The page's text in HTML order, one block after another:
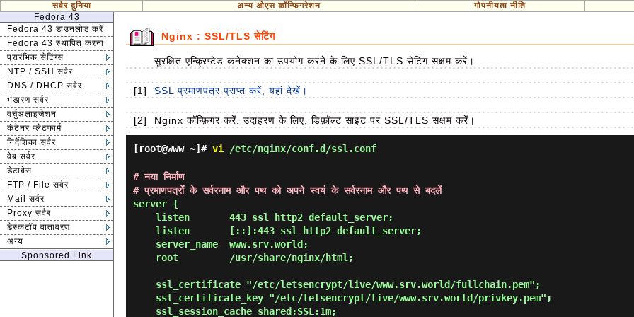
सर्वर दुनिया अन्य ओएस कॉन्फ़िगरेशन
गोपनीयता नीति
Fedora 43
Fedora 43 डाउनलोड करें
Fedora 43 स्थापित करना
प्रारंभिक सेटिंग्स
NTP / SSH सर्वर
DNS / DHCP सर्वर
भंडारण सर्वर
वर्चुअलाइजेशन
कंटेनर प्लेटफार्म
निर्देशिका सर्वर
वेब सर्वर
डेटाबेस
FTP / File सर्वर
Mail सर्वर
Proxy सर्वर
डेस्कटॉप वातावरण
अन्य
Sponsored Link
Nginx : SSL/TLS सेटिंग
सुरक्षित एन्क्रिप्टेड कनेक्शन का उपयोग करने के लिए SSL/TLS सेटिंग सक्षम करें।
[1] SSL प्रमाणपत्र प्राप्त करें, यहां देखें।
[2] Nginx कॉन्फ़िगर करें. उदाहरण के लिए, डिफ़ॉल्ट साइट पर SSL/TLS सक्षम करें।
[root@www ~]# vi /etc/nginx/conf.d/ssl.conf
# नया निर्माण
# प्रमाणपत्रों के सर्वरनाम और पथ को अपने स्वयं के सर्वरनाम और पथ से बदलें
server {